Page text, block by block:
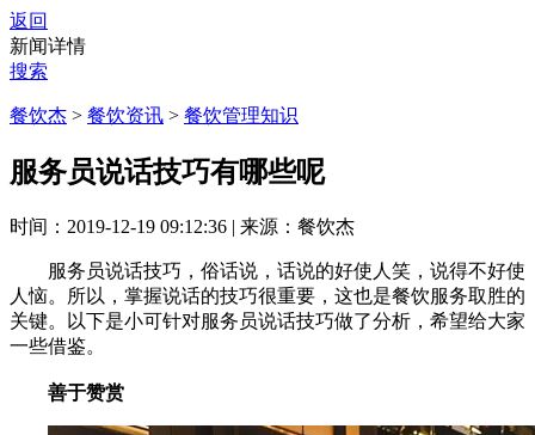
返回
新闻详情
搜索
餐饮杰 > 餐饮资讯 > 餐饮管理知识
服务员说话技巧有哪些呢
时间：2019-12-19 09:12:36 | 来源：餐饮杰
服务员说话技巧，俗话说，话说的好使人笑，说得不好使
人恼。所以，掌握说话的技巧很重要，这也是餐饮服务取胜的
关键。以下是小可针对服务员说话技巧做了分析，希望给大家
一些借鉴。
善于赞赏